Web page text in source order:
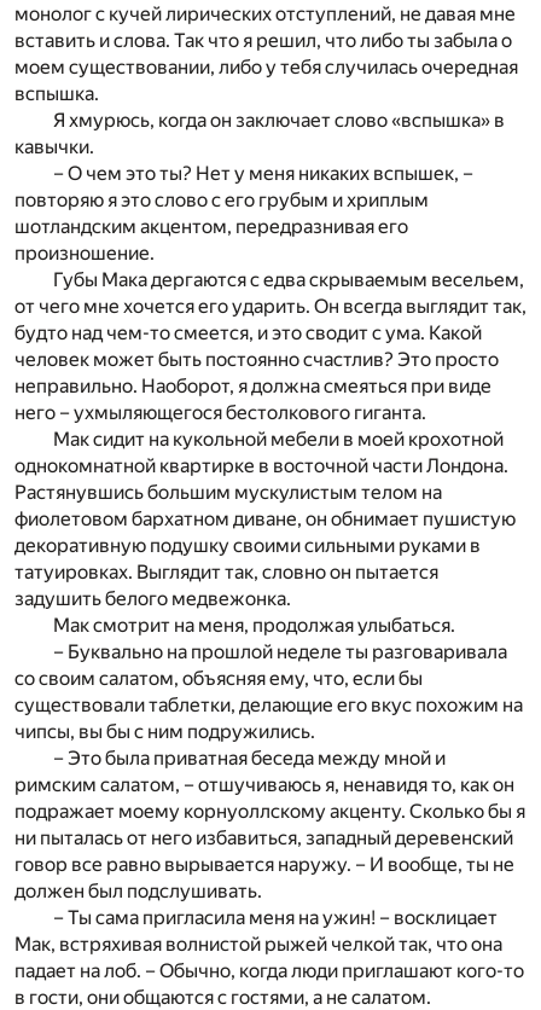
монолог c кучей лирических отступлений, не давая мне
вставить и слова. Так что я решил, что либо ты забыла о
моем существовании, либо у тебя случилась очередная
вспышка.
Я хмурюсь, когда он заключает слово «вспышка» в
кавычки.
– О чем это ты? Нет у меня никаких вспышек, –
повторяю я это слово с его грубым и хриплым
шотландским акцентом, передразнивая его
произношение.
Губы Мака дергаются с едва скрываемым весельем,
от чего мне хочется его ударить. Он всегда выглядит так,
будто над чем-то смеется, и это сводит с ума. Какой
человек может быть постоянно счастлив? Это просто
неправильно. Наоборот, я должна смеяться при виде
него – ухмыляющегося бестолкового гиганта.
Мак сидит на кукольной мебели в моей крохотной
однокомнатной квартирке в восточной части Лондона.
Растянувшись большим мускулистым телом на
фиолетовом бархатном диване, он обнимает пушистую
декоративную подушку своими сильными руками в
татуировках. Выглядит так, словно он пытается
задушить белого медвежонка.
Мак смотрит на меня, продолжая улыбаться.
– Буквально на прошлой неделе ты разговаривала
со своим салатом, объясняя ему, что, если бы
существовали таблетки, делающие его вкус похожим на
чипсы, вы бы с ним подружились.
– Это была приватная беседа между мной и
римским салатом, – отшучиваюсь я, ненавидя то, как он
подражает моему корнуоллскому акценту. Сколько бы я
ни пыталась от него избавиться, западный деревенский
говор все равно вырывается наружу. – И вообще, ты не
должен был подслушивать.
– Ты сама пригласила меня на ужин! – восклицает
Мак, встряхивая волнистой рыжей челкой так, что она
падает на лоб. – Обычно, когда люди приглашают кого-то
в гости, они общаются с гостями, а не салатом.